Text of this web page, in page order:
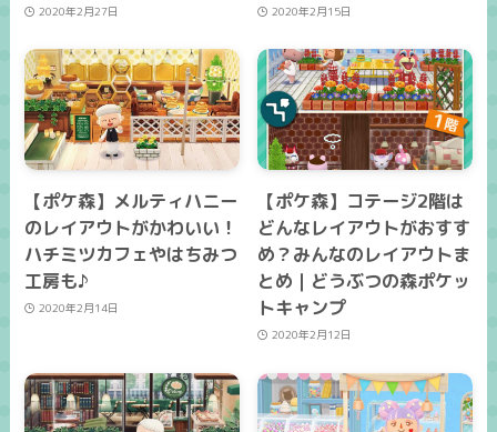
2020年2月27日 2020年2月15日
【ポケ森】メルティハニー
のレイアウトがかわいい！
ハチミツカフェやはちみつ
工房も♪
2020年2月14日
【ポケ森】コテージ2階は
どんなレイアウトがおすす
め？みんなのレイアウトま
とめ｜どうぶつの森ポケッ
トキャンプ
2020年2月12日